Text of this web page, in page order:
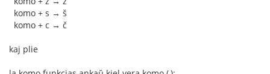
komo + s → š
komo + c → č
kaj plie